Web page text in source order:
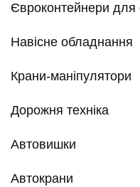
Євроконтейнери для
Навісне обладнання
Крани-маніпулятори
Дорожня техніка
Автовишки
Автокрани